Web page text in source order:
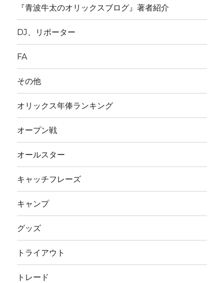
『青波牛太のオリックスブログ』著者紹介
DJ、リポーター
FA
その他
オリックス年俸ランキング
オープン戦
オールスター
キャッチフレーズ
キャンプ
グッズ
トライアウト
トレード